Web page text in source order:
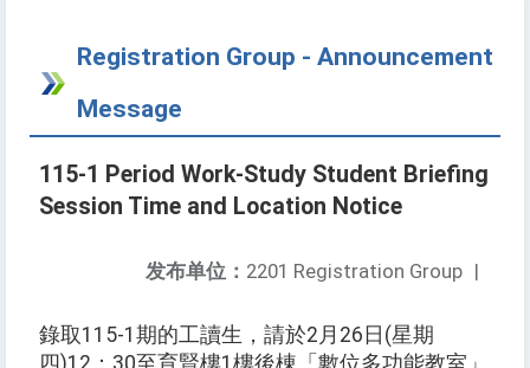
Registration Group - Announcement
Message
115-1 Period Work-Study Student Briefing
Session Time and Location Notice
发布单位： 2201 Registration Group |
錄取115-1期的工讀生，請於2月26日(星期